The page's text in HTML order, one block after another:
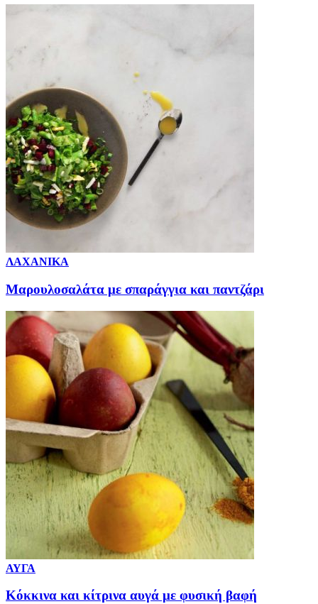
ΛΑΧΑΝΙΚΑ
Μαρουλοσαλάτα με σπαράγγια και παντζάρι
ΑΥΓΑ
Κόκκινα και κίτρινα αυγά με φυσική βαφή